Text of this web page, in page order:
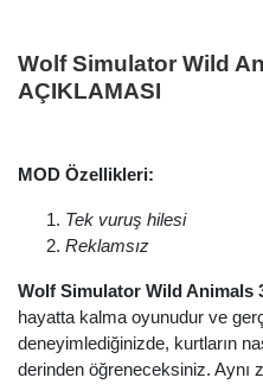
Wolf Simulator Wild
AÇIKLAMASI
MOD Özellikleri:
Tek vuruş hilesi
Reklamsız
Wolf Simulator Wild Animals
hayatta kalma oyunudur ve
deneyimlediğinizde, kurtların
derinden öğreneceksiniz. Aynı